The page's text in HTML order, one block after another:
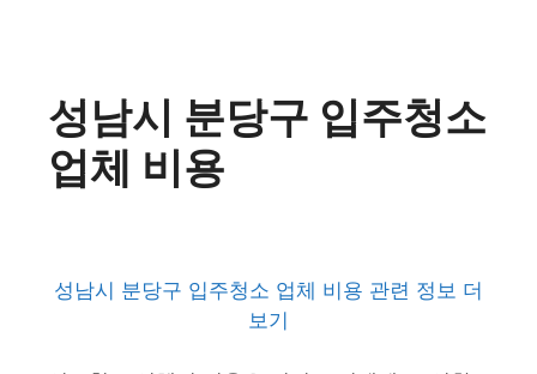
성남시 분당구 입주청소
업체 비용
성남시 분당구 입주청소 업체 비용 관련 정보 더
보기